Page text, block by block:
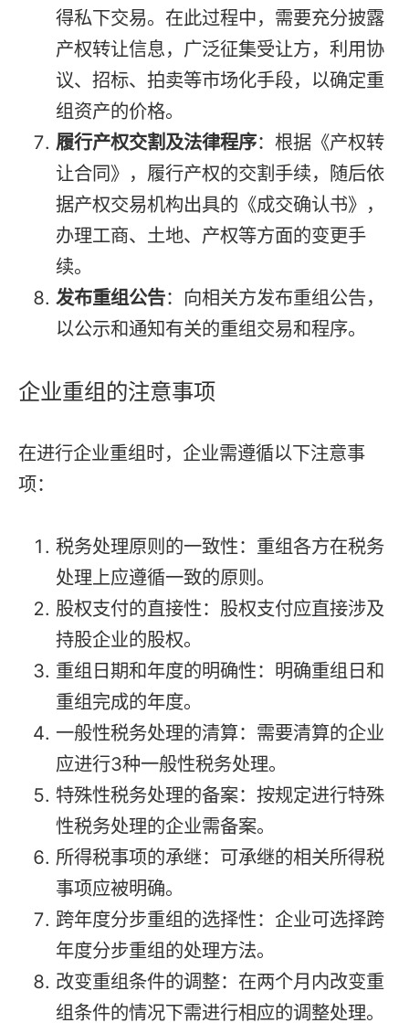
得私下交易。在此过程中，需要充分披露
产权转让信息，广泛征集受让方，利用协
议、招标、拍卖等市场化手段，以确定重
组资产的价格。
履行产权交割及法律程序：根据《产权转
让合同》，履行产权的交割手续，随后依
据产权交易机构出具的《成交确认书》，
办理工商、土地、产权等方面的变更手
续。
发布重组公告：向相关方发布重组公告，
以公示和通知有关的重组交易和程序。
企业重组的注意事项
在进行企业重组时，企业需遵循以下注意事
项：
税务处理原则的一致性：重组各方在税务
处理上应遵循一致的原则。
股权支付的直接性：股权支付应直接涉及
持股企业的股权。
重组日期和年度的明确性：明确重组日和
重组完成的年度。
一般性税务处理的清算：需要清算的企业
应进行3种一般性税务处理。
特殊性税务处理的备案：按规定进行特殊
性税务处理的企业需备案。
所得税事项的承继：可承继的相关所得税
事项应被明确。
跨年度分步重组的选择性：企业可选择跨
年度分步重组的处理方法。
改变重组条件的调整：在两个月内改变重
组条件的情况下需进行相应的调整处理。